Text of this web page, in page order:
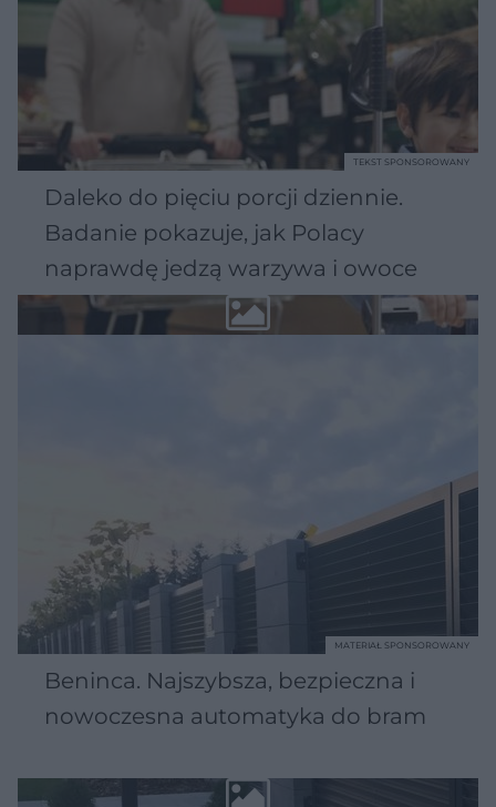
Daleko do pięciu porcji dziennie.
Badanie pokazuje, jak Polacy
naprawdę jedzą warzywa i owoce
TEKST SPONSOROWANY
Beninca. Najszybsza, bezpieczna i
nowoczesna automatyka do bram
MATERIAŁ SPONSOROWANY